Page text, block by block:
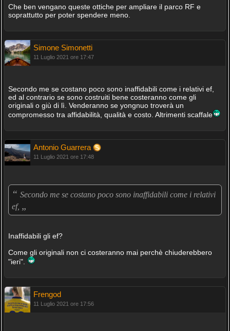
Che ben vengano queste ottiche per ampliare il parco RF e
soprattutto per poter spendere meno.
Simone Simonetti
11 Luglio 2021 ore 17:47
Secondo me se costano poco sono inaffidabili come i relativi ef,
ed al contrario se sono costruiti bene costeranno come gli
originali o giù di lì. Venderanno se yongnuo troverà un
compromesso tra affidabilità, qualità e costo. Altrimenti scaffale
Antonio Guarrera
11 Luglio 2021 ore 17:48
“ Secondo me se costano poco sono inaffidabili come i relativi
ef, „
Inaffidabili gli ef?
Come gli originali non ci costeranno mai perchè chiuderebbero
"ieri".
Frengod
11 Luglio 2021 ore 17:56